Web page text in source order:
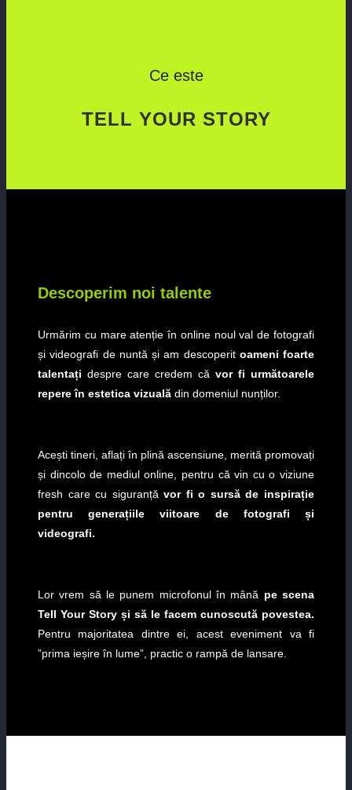
Ce este
TELL YOUR STORY
Descoperim noi talente
Urmărim cu mare atenție în online noul val de fotografi
și videografi de nuntă și am descoperit oameni foarte
talentați despre care credem că vor fi următoarele
repere în estetica vizuală din domeniul nunților.
Acești tineri, aflați în plină ascensiune, merită promovați
și dincolo de mediul online, pentru că vin cu o viziune
fresh care cu siguranțăvor fi o sursă de inspirație
pentru generațiile viitoare de fotografi și
videografi.
Lor vrem să le punem microfonul în mână pe scena
Tell Your Story și să le facem cunoscută povestea.
Pentru majoritatea dintre ei, acest eveniment va fi
”prima ieșire în lume”, practic o rampă de lansare.